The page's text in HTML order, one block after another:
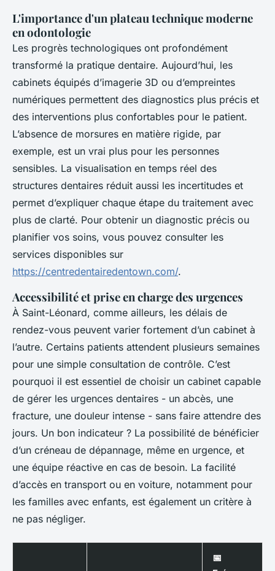
L'importance d'un plateau technique moderne
en odontologie
Les progrès technologiques ont profondément
transformé la pratique dentaire. Aujourd’hui, les
cabinets équipés d’imagerie 3D ou d’empreintes
numériques permettent des diagnostics plus précis et
des interventions plus confortables pour le patient.
L’absence de morsures en matière rigide, par
exemple, est un vrai plus pour les personnes
sensibles. La visualisation en temps réel des
structures dentaires réduit aussi les incertitudes et
permet d’expliquer chaque étape du traitement avec
plus de clarté. Pour obtenir un diagnostic précis ou
planifier vos soins, vous pouvez consulter les
services disponibles sur
https://centredentairedentown.com/.
Accessibilité et prise en charge des urgences
À Saint-Léonard, comme ailleurs, les délais de
rendez-vous peuvent varier fortement d’un cabinet à
l’autre. Certains patients attendent plusieurs semaines
pour une simple consultation de contrôle. C’est
pourquoi il est essentiel de choisir un cabinet capable
de gérer les urgences dentaires - un abcès, une
fracture, une douleur intense - sans faire attendre des
jours. Un bon indicateur ? La possibilité de bénéficier
d’un créneau de dépannage, même en urgence, et
une équipe réactive en cas de besoin. La facilité
d’accès en transport ou en voiture, notamment pour
les familles avec enfants, est également un critère à
ne pas négliger.
📅